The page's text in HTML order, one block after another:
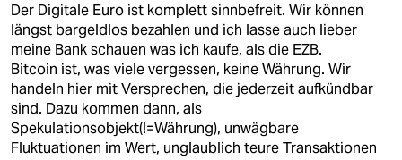
Der Digitale Euro ist komplett sinnbefreit. Wir können
längst bargeldlos bezahlen und ich lasse auch lieber
meine Bank schauen was ich kaufe, als die EZB.
Bitcoin ist, was viele vergessen, keine Währung. Wir
handeln hier mit Versprechen, die jederzeit aufkündbar
sind. Dazu kommen dann, als
Spekulationsobjekt(!=Währung), unwägbare
Fluktuationen im Wert, unglaublich teure Transaktionen